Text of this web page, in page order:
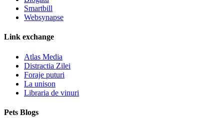
Smartbill
Websynapse
Link exchange
Atlas Media
Distractia Zilei
Foraje puturi
La unison
Libraria de vinuri
Pets Blogs